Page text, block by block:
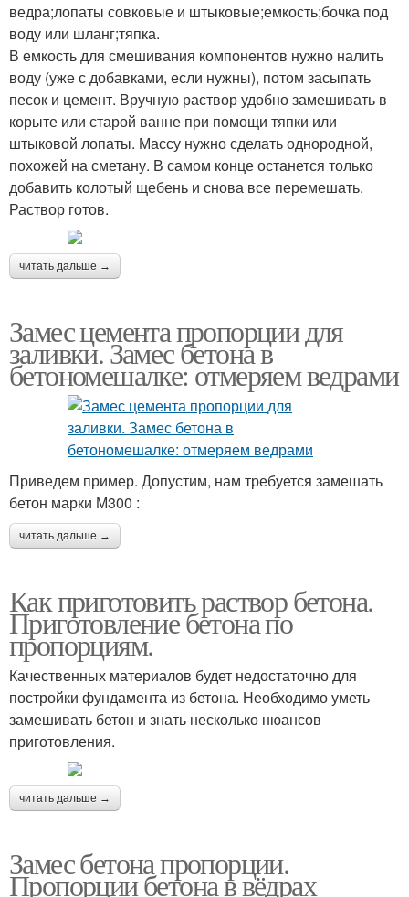
ведра;лопаты совковые и штыковые;емкость;бочка под
воду или шланг;тяпка.
В емкость для смешивания компонентов нужно налить
воду (уже с добавками, если нужны), потом засыпать
песок и цемент. Вручную раствор удобно замешивать в
корыте или старой ванне при помощи тяпки или
штыковой лопаты. Массу нужно сделать однородной,
похожей на сметану. В самом конце останется только
добавить колотый щебень и снова все перемешать.
Раствор готов.
читать дальше →
Замес цемента пропорции для
заливки. Замес бетона в
бетономешалке: отмеряем ведрами
Приведем пример. Допустим, нам требуется замешать
бетон марки М300 :
читать дальше →
Как приготовить раствор бетона.
Приготовление бетона по
пропорциям.
Качественных материалов будет недостаточно для
постройки фундамента из бетона. Необходимо уметь
замешивать бетон и знать несколько нюансов
приготовления.
читать дальше →
Замес бетона пропорции.
Пропорции бетона в вёдрах